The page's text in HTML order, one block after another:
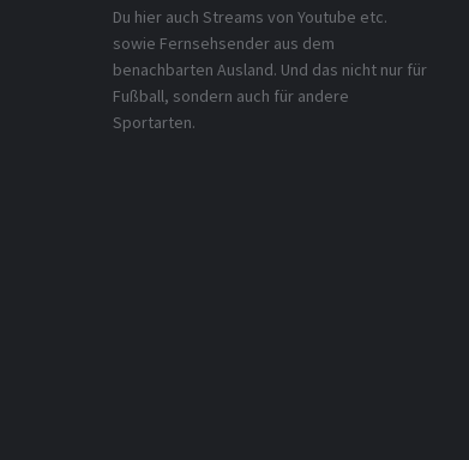
Du hier auch Streams von Youtube etc.
sowie Fernsehsender aus dem
benachbarten Ausland. Und das nicht nur für
Fußball, sondern auch für andere
Sportarten.